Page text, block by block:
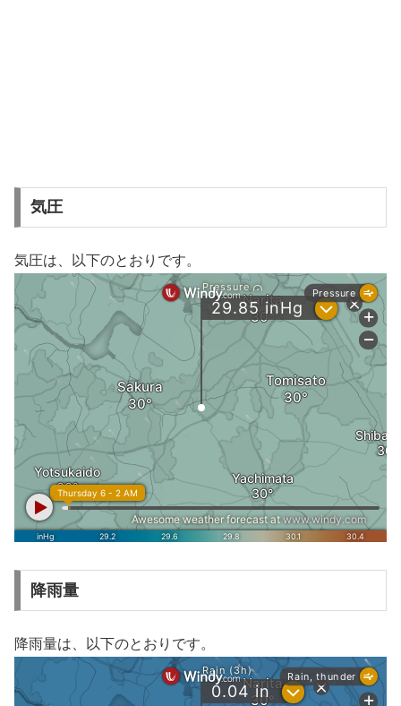
気圧
気圧は、以下のとおりです。
降雨量
降雨量は、以下のとおりです。